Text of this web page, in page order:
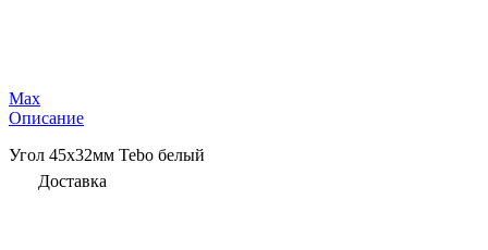
Max
Описание
Угол 45х32мм Tebo белый
Доставка